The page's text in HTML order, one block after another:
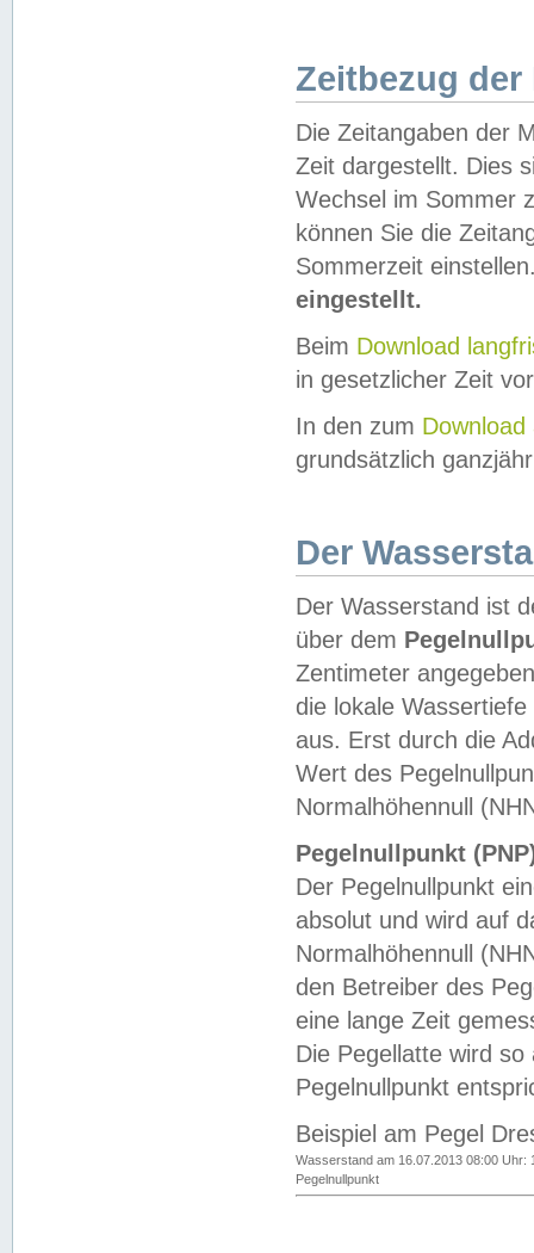
Zeitbezug der
Die Zeitangaben der
Zeit dargestellt. Dies
Wechsel im Sommer
können Sie die
Sommerzeit
eingestellt.
Beim Download
in gesetzlicher Zeit
In den zum Download
grundsätzlich
Der
Der Wasserstand ist
über dem
Zentimeter
die lokale
aus. Erst durch die
Wert des
Normalhöhennull
Pegelnullpunkt
Der Pegelnullpunkt
absolut und wird auf
Normalhöhennull
den Betreiber des
eine lange Zeit
Die Pegellatte wird
Pegelnullpunkt
Beispiel am Pegel
Wasserstand am 16.07.2013 08:00 Uhr:
Pegelnullpunkt